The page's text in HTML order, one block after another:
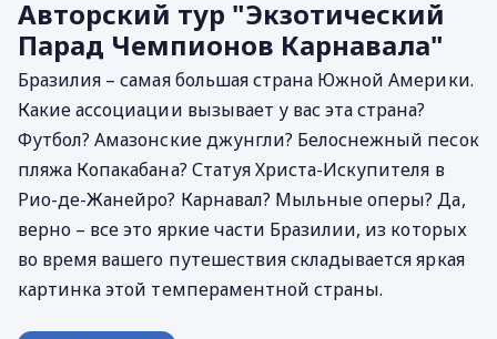
Авторский тур "Экзотический
Парад Чемпионов Карнавала"
Бразилия – самая большая страна Южной Америки.
Какие ассоциации вызывает у вас эта страна?
Футбол? Амазонские джунгли? Белоснежный песок
пляжа Копакабана? Статуя Христа-Искупителя в
Рио-де-Жанейро? Карнавал? Мыльные оперы? Да,
верно – все это яркие части Бразилии, из которых
во время вашего путешествия складывается яркая
картинка этой темпераментной страны.